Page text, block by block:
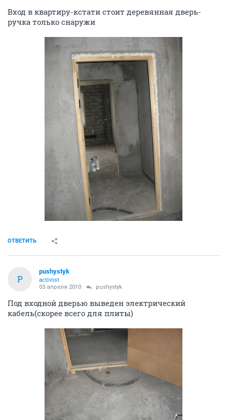
Вход в квартиру-кстати стоит деревянная дверь-
ручка только снаружи
ОТВЕТИТЬ
P
pushystyk
activist
03 апреля 2010 pushystyk
Под входной дверью выведен электрический
кабель(скорее всего для плиты)